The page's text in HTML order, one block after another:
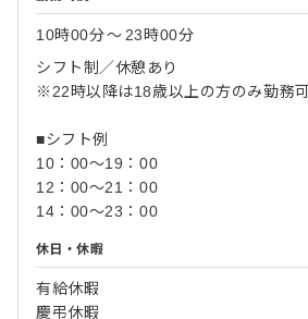
10時00分〜 23時00分
シフト制／休憩あり
※22時以降は18歳以上の方のみ勤務
■シフト例
10：00～19：00
12：00～21：00
14：00～23：00
休日・休暇
有給休暇
慶弔休暇